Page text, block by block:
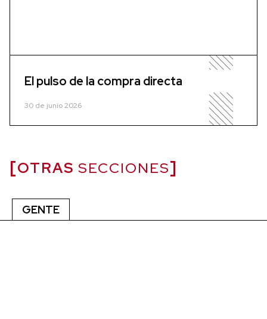
El pulso de la compra directa
30 de junio 2026
OTRAS SECCIONES
GENTE